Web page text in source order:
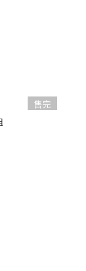
售完